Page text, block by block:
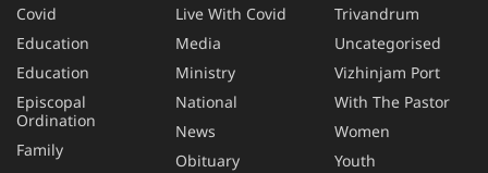
Covid
Education
Education
Episcopal
Ordination
Family
Live With Covid
Media
Ministry
National
News
Obituary
Trivandrum
Uncategorised
Vizhinjam Port
With The Pastor
Women
Youth